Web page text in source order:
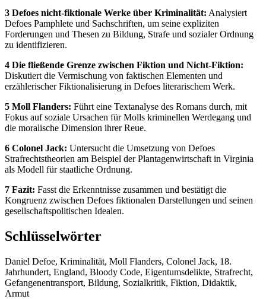
3 Defoes nicht-fiktionale Werke über Kriminalität: Analysiert
Defoes Pamphlete und Sachschriften, um seine expliziten
Forderungen und Thesen zu Bildung, Strafe und sozialer Ordnung
zu identifizieren.
4 Die fließende Grenze zwischen Fiktion und Nicht-Fiktion:
Diskutiert die Vermischung von faktischen Elementen und
erzählerischer Fiktionalisierung in Defoes literarischem Werk.
5 Moll Flanders: Führt eine Textanalyse des Romans durch, mit
Fokus auf soziale Ursachen für Molls kriminellen Werdegang und
die moralische Dimension ihrer Reue.
6 Colonel Jack: Untersucht die Umsetzung von Defoes
Strafrechtstheorien am Beispiel der Plantagenwirtschaft in Virginia
als Modell für staatliche Ordnung.
7 Fazit: Fasst die Erkenntnisse zusammen und bestätigt die
Kongruenz zwischen Defoes fiktionalen Darstellungen und seinen
gesellschaftspolitischen Idealen.
Schlüsselwörter
Daniel Defoe, Kriminalität, Moll Flanders, Colonel Jack, 18.
Jahrhundert, England, Bloody Code, Eigentumsdelikte, Strafrecht,
Gefangenentransport, Bildung, Sozialkritik, Fiktion, Didaktik,
Armut